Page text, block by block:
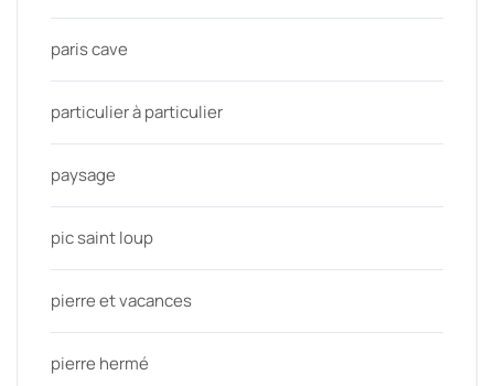
paris cave
particulier à particulier
paysage
pic saint loup
pierre et vacances
pierre hermé